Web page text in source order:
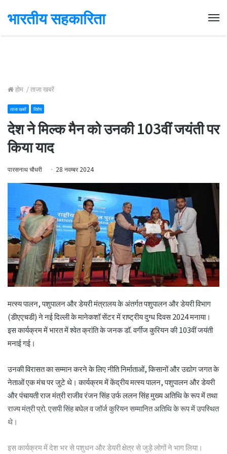
भारतीय सहकारिता
होम /ताजा खबरें
ताजा खबरें विशेष
देश ने मिल्क मैन को उनकी 103वीं जयंती पर
किया याद
पारसनाथ चौधरी 28 नवम्बर 2024
मत्स्य पालन, पशुपालन और डेयरी मंत्रालय के अंतर्गत पशुपालन और डेयरी विभाग
(डीएएचडी) ने नई दिल्ली के मानेकशॉ सेंटर में राष्ट्रीय दुग्ध दिवस 2024 मनाया।
इस कार्यक्रम में भारत में श्वेत क्रांति के जनक डॉ. वर्गीज कुरियन की 103वीं जयंती
मनाई गई।
उनकी विरासत का सम्मान करने के लिए नीति निर्माताओं, किसानों और उद्योग जगत के
नेताओं एक मंच पर जुटे थे। कार्यक्रम में केंद्रीय मत्स्य पालन, पशुपालन और डेयरी
और पंचायती राज मंत्री राजीव रंजन सिंह उर्फ ललन सिंह मुख्य अतिथि के रूप में तथा
राज्य मंत्री प्रो. एसपी सिंह बघेल व जॉर्ज कुरियन सम्मानित अतिथि के रूप में उपस्थित
थे।
इस कार्यक्रम में देश भर से पशुधन और डेयरी क्षेत्र से जुड़े लोगों ने भाग लिया।